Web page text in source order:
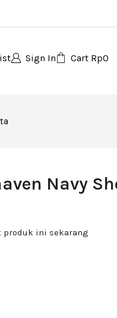
Sign In Cart Rp0
Navy
produk ini sekarang